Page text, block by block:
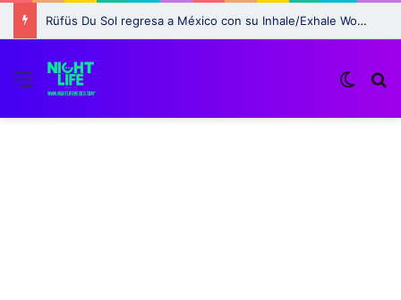
Rüfüs Du Sol regresa a México con su Inhale/Exhale World Tour 2025 y una presentación en Vive Latino
Menu